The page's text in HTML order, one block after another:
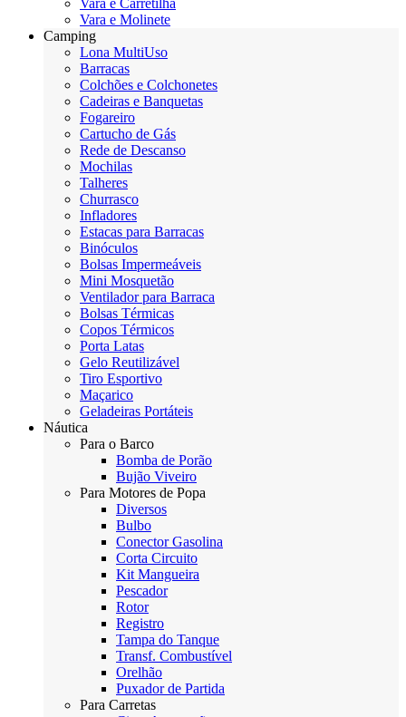
Vara e Carretilha
Vara e Molinete
Camping
Lona MultiUso
Barracas
Colchões e Colchonetes
Cadeiras e Banquetas
Fogareiro
Cartucho de Gás
Rede de Descanso
Mochilas
Talheres
Churrasco
Infladores
Estacas para Barracas
Binóculos
Bolsas Impermeáveis
Mini Mosquetão
Ventilador para Barraca
Bolsas Térmicas
Copos Térmicos
Porta Latas
Gelo Reutilizável
Tiro Esportivo
Maçarico
Geladeiras Portáteis
Náutica
Para o Barco
Bomba de Porão
Bujão Viveiro
Para Motores de Popa
Diversos
Bulbo
Conector Gasolina
Corta Circuito
Kit Mangueira
Pescador
Rotor
Registro
Tampa do Tanque
Transf. Combustível
Orelhão
Puxador de Partida
Para Carretas